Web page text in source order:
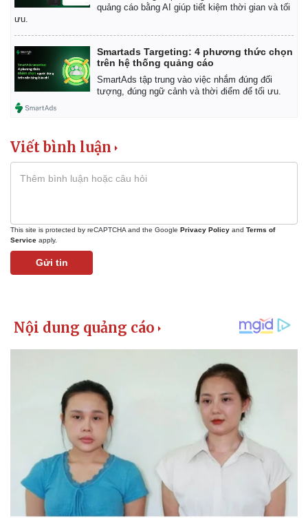
quảng cáo bằng AI giúp tiết kiệm thời gian và tối
ưu.
Smartads Targeting: 4 phương thức chọn
trên hệ thống quảng cáo
SmartAds tập trung vào việc nhắm đúng đối
tượng, đúng ngữ cảnh và thời điểm để tối ưu.
Viết bình luận
This site is protected by reCAPTCHA and the Google Privacy Policy and Terms of
Service apply.
Gửi tin